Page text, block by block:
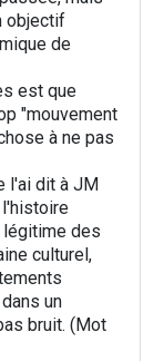
objectif
de
est que
"mouvement
à ne pas
l'ai dit à JM
l'histoire
légitime des
culturel,
un
bruit. (Mot